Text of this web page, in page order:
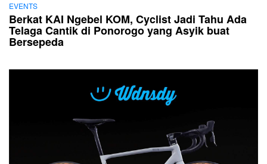
EVENTS
Berkat KAI Ngebel KOM, Cyclist Jadi Tahu Ada
Telaga Cantik di Ponorogo yang Asyik buat
Bersepeda